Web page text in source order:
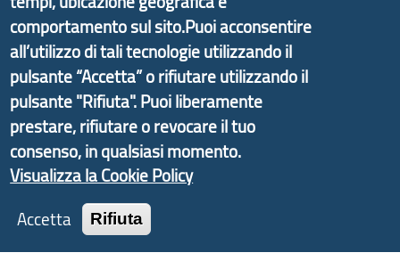
Il portale di marketing territoriale e sviluppo locale
di Genova Città Metropolitana si è sviluppato a
partire dal progetto nazionale Aree Interne
promosso dal Dipartimento per lo Sviluppo
Economico e finalizzato al rilancio socio-economico
delle valli dell’entroterra. In particolare fornisce
informazioni ed aggiornamenti sullaStrategia
comportamento sul sito.Puoi acconsentire
all’utilizzo di tali tecnologie utilizzando il
pulsante “Accetta” o rifiutare utilizzando il
pulsante "Rifiuta". Puoi liberamente
prestare, rifiutare o revocare il tuo
consenso, in qualsiasi momento.
Visualizza la Cookie Policy
Accetta
Rifiuta